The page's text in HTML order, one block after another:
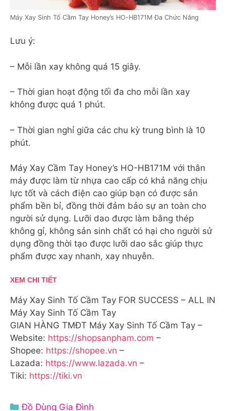
Máy Xay Sinh Tố Cầm Tay Honey’s HO-HB171M Đa Chức Năng
Lưu ý:
– Mỗi lần xay không quá 15 giây.
– Thời gian hoạt động tối đa cho mỗi lần xay
không được quá 1 phút.
– Thời gian nghỉ giữa các chu kỳ trung bình là 10
phút.
Máy Xay Cầm Tay Honey’s HO-HB171M với thân
máy được làm từ nhựa cao cấp có khả năng chịu
lực tốt và cách điện cao giúp bạn có được sản
phẩm bền bỉ, đồng thời đảm bảo sự an toàn cho
người sử dụng. Lưỡi dao được làm bằng thép
không gỉ, không sản sinh chất có hại cho người sử
dụng đồng thời tạo được lưỡi dao sắc giúp thực
phẩm được xay nhanh, xay nhuyễn.
XEM CHI TIẾT
Máy Xay Sinh Tố Cầm Tay FOR SUCCESS – ALL IN
Máy Xay Sinh Tố Cầm Tay
GIAN HÀNG TMĐT Máy Xay Sinh Tố Cầm Tay –
Website: https://shopsanpham.com –
Shopee: https://shopee.vn –
Lazada: https://www.lazada.vn –
Tiki: https://tiki.vn
Danh
Đồ Dùng Gia Đình